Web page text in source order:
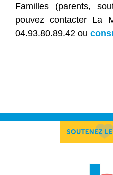
Familles (parents,
pouvez contacter La
04.93.80.89.42 ou